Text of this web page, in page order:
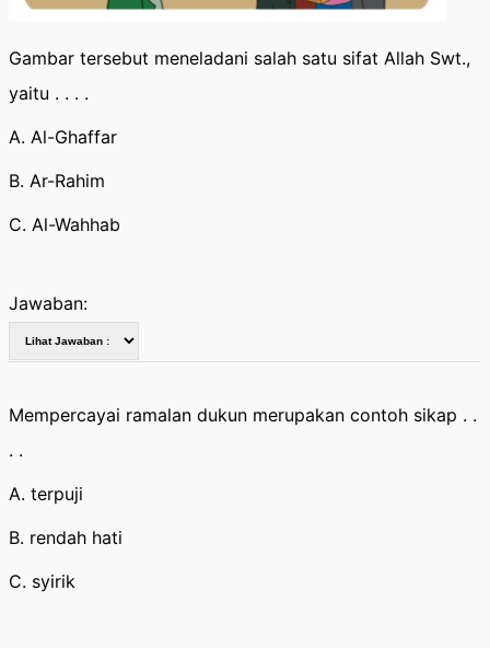
Gambar tersebut meneladani salah satu sifat Allah Swt.,
yaitu . . . .
A. Al-Ghaffar
B. Ar-Rahim
C. Al-Wahhab
Jawaban:
Mempercayai ramalan dukun merupakan contoh sikap . .
. .
A. terpuji
B. rendah hati
C. syirik